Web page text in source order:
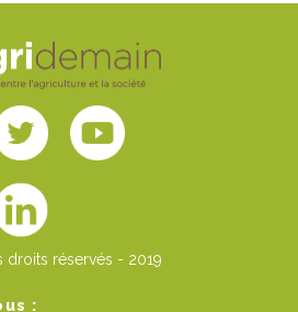
droits réservés - 2019
: